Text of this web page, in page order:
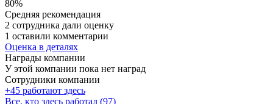
80%
Средняя рекомендация
2 сотрудника дали оценку
1 оставили комментарии
Оценка в деталях
Награды компании
У этой компании пока нет наград
Сотрудники компании
+45 работают здесь
Все, кто здесь работал (97)